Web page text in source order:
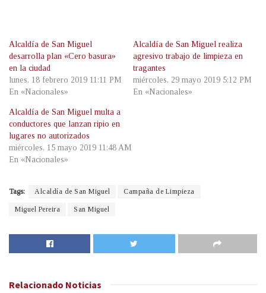
Alcaldía de San Miguel
desarrolla plan «Cero basura»
en la ciudad
lunes, 18 febrero 2019 11:11 PM
En «Nacionales»
Alcaldía de San Miguel realiza
agresivo trabajo de limpieza en
tragantes
miércoles, 29 mayo 2019 5:12 PM
En «Nacionales»
Alcaldía de San Miguel multa a
conductores que lanzan ripio en
lugares no autorizados
miércoles, 15 mayo 2019 11:48 AM
En «Nacionales»
Tags: Alcaldía de San Miguel Campaña de Limpieza
Miguel Pereira San Miguel
Relacionado Noticias